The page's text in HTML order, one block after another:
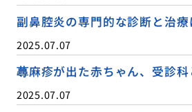
副鼻腔炎の専門的な診断と治療
2025.07.07
蕁麻疹が出た赤ちゃん、受診
2025.07.07